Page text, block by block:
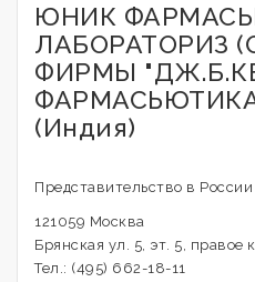
ЮНИК
ЛАБОРАТОРИЗ
ФИРМЫ
(Индия)
Представительство в России
121059 Москва
Брянская ул. 5, эт. 5, правое
Тел.: (495) 662-18-11